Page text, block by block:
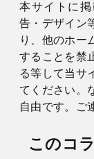
本サイトに
告・デザイン
り、他のホー
することを禁
る等して当サ
てください。
自由です。ご
このコ